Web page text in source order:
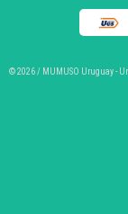
© 2026 / MUMUSO Uruguay -